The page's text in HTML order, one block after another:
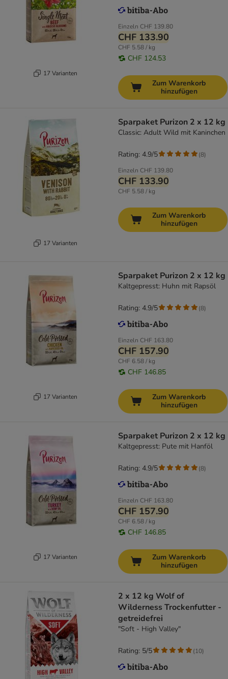
17 Varianten
Einzeln CHF 139.80
CHF 133.90
CHF 5.58 / kg
CHF 124.53
Zum Warenkorb
hinzufügen
17 Varianten
Sparpaket Purizon 2 x 12 kg
Classic: Adult Wild mit Kaninchen
Einzeln CHF 139.80
CHF 133.90
CHF 5.58 / kg
Rating: 4.9/5 (8)
Zum Warenkorb
hinzufügen
17 Varianten
Sparpaket Purizon 2 x 12 kg
Kaltgepresst: Huhn mit Rapsöl
Einzeln CHF 163.80
CHF 157.90
CHF 6.58 / kg
CHF 146.85
Rating: 4.9/5 (8)
Zum Warenkorb
hinzufügen
17 Varianten
Sparpaket Purizon 2 x 12 kg
Kaltgepresst: Pute mit Hanföl
Einzeln CHF 163.80
CHF 157.90
CHF 6.58 / kg
CHF 146.85
Rating: 4.9/5 (8)
Zum Warenkorb
hinzufügen
2 x 12 kg Wolf of
Wilderness Trockenfutter -
getreidefrei
"Soft - High Valley"
Rating: 5/5 (10)